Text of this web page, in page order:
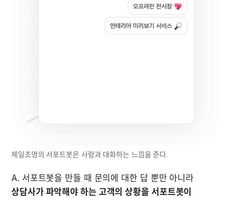
제일조명의 서포트봇은 사람과 대화하는 느낌을 준다.
상담사가 파악해야 하는 고객의 상황을 서포트봇이